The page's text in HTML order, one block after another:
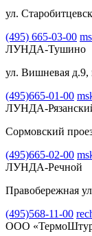
ул.
(495) 665-03-00
ЛУНДА-Тушино
ул. Вишневая д.9,
(495)665-01-00
ЛУНДА-
Сормовский
(495)665-02-00
ЛУНДА-Речной
Правобережная
(495)568-11-00
ООО